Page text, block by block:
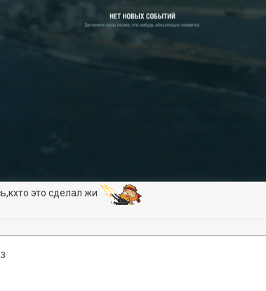
это сделал жи